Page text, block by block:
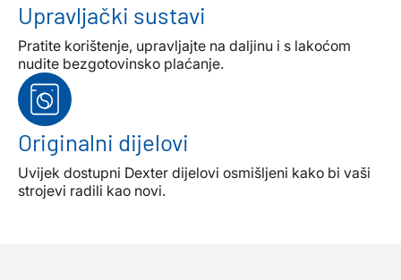
Upravljački sustavi
Pratite korištenje, upravljajte na daljinu i s lakoćom
nudite bezgotovinsko plaćanje.
Originalni dijelovi
Uvijek dostupni Dexter dijelovi osmišljeni kako bi vaši
strojevi radili kao novi.